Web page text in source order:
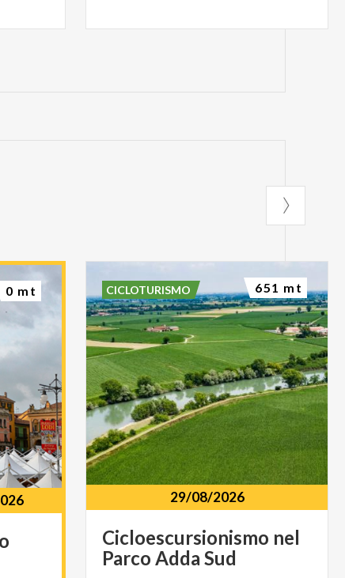
0 mt
29/08/2026
Cicloescursionismo nel
Parco Adda Sud
CICLOTURISMO 651 mt